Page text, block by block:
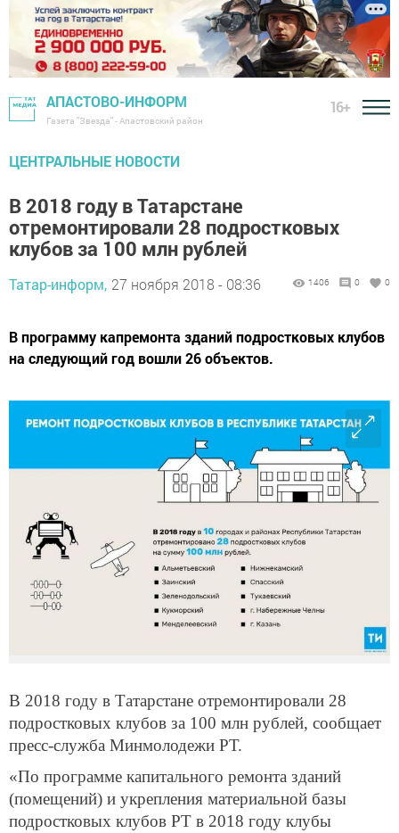
АПАСТОВО-ИНФОРМ
Газета "Звезда" - Апастовский район
16+
ЦЕНТРАЛЬНЫЕ НОВОСТИ
В 2018 году в Татарстане
отремонтировали 28 подростковых
клубов за 100 млн рублей
Татар-информ, 27 ноября 2018 - 08:36 1406 0 0
В программу капремонта зданий подростковых клубов
на следующий год вошли 26 объектов.
В 2018 году в Татарстане отремонтировали 28
подростковых клубов за 100 млн рублей, сообщает
пресс-служба Минмолодежи РТ.
«По программе капитального ремонта зданий
(помещений) и укрепления материальной базы
подростковых клубов РТ в 2018 году клубы